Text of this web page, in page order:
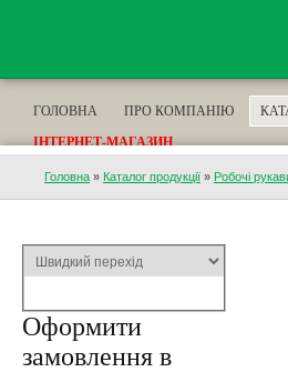
ГОЛОВНА ПРО КОМПАНІЮ
ІНТЕРНЕТ-МАГАЗИН
Головна » Каталог продукції » Робочі
Оформити
замовлення в